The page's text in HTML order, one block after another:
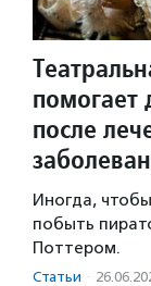
помогает
после
Иногда,
побыть
Поттером.
Статьи ·